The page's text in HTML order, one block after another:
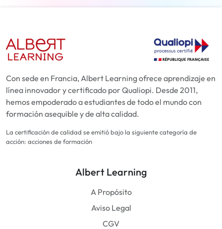
Con sede en Francia, Albert Learning ofrece aprendizaje en
línea innovador y certificado por Qualiopi. Desde 2011,
hemos empoderado a estudiantes de todo el mundo con
formación asequible y de alta calidad.
La certificación de calidad se emitió bajo la siguiente categoría de
acción: acciones de formación
Albert Learning
A Propósito
Aviso Legal
CGV